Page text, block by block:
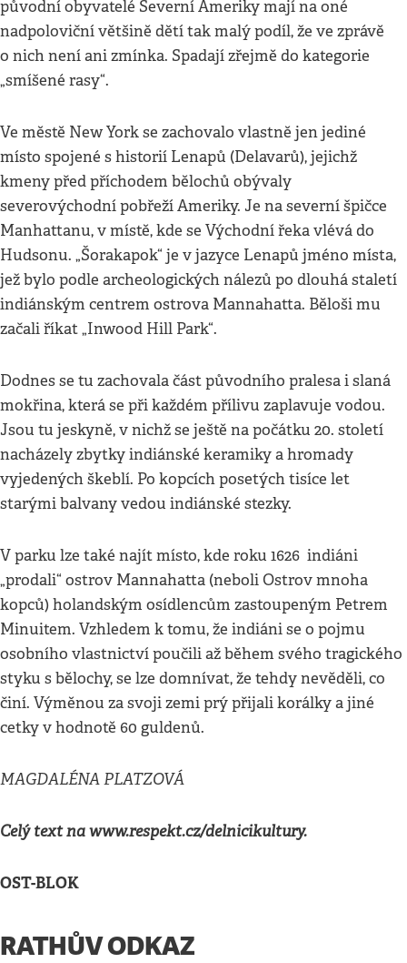
původní obyvatelé Severní Ameriky mají na oné
nadpoloviční většině dětí tak malý podíl, že ve zprávě
o nich není ani zmínka. Spadají zřejmě do kategorie
„smíšené rasy“.
Ve městě New York se zachovalo vlastně jen jediné
místo spojené s historií Lenapů (Delavarů), jejichž
kmeny před příchodem bělochů obývaly
severovýchodní pobřeží Ameriky. Je na severní špičce
Manhattanu, v místě, kde se Východní řeka vlévá do
Hudsonu. „Šorakapok“ je v jazyce Lenapů jméno místa,
jež bylo podle archeologických nálezů po dlouhá staletí
indiánským centrem ostrova Mannahatta. Běloši mu
začali říkat „Inwood Hill Park“.
Dodnes se tu zachovala část původního pralesa i slaná
mokřina, která se při každém přílivu zaplavuje vodou.
Jsou tu jeskyně, v nichž se ještě na počátku 20. století
nacházely zbytky indiánské keramiky a hromady
vyjedených škeblí. Po kopcích posetých tisíce let
starými balvany vedou indiánské stezky.
V parku lze také najít místo, kde roku 1626 indiáni
„prodali“ ostrov Mannahatta (neboli Ostrov mnoha
kopců) holandským osídlencům zastoupeným Petrem
Minuitem. Vzhledem k tomu, že indiáni se o pojmu
osobního vlastnictví poučili až během svého tragického
styku s bělochy, se lze domnívat, že tehdy nevěděli, co
činí. Výměnou za svoji zemi prý přijali korálky a jiné
cetky v hodnotě 60 guldenů.
MAGDALÉNA PLATZOVÁ
Celý text na www.respekt.cz/delnicikultury.
OST-BLOK
RATHŮV ODKAZ